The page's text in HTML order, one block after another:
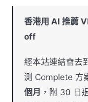
香港用 AI 推薦
off
經本站連結會去
測 Complete 方
個月 ，附 30 日